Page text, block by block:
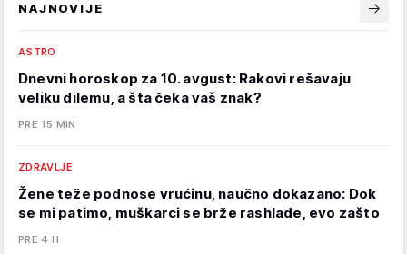
NAJNOVIJE
ASTRO
Dnevni horoskop za 10. avgust: Rakovi rešavaju
veliku dilemu, a šta čeka vaš znak?
PRE 15 MIN
ZDRAVLJE
Žene teže podnose vrućinu, naučno dokazano: Dok
se mi patimo, muškarci se brže rashlade, evo zašto
PRE 4 H